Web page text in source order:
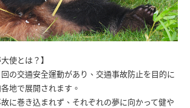
使とは？】
の交通安全運動があり、交通事故防止を目的に
地で展開されます。
に巻き込まれず、それぞれの夢に向かって健や